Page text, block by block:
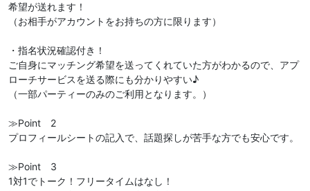
希望が送れます！
（お相手がアカウントをお持ちの方に限ります）
・指名状況確認付き！
ご自身にマッチング希望を送ってくれていた方がわかるので、アプ
ローチサービスを送る際にも分かりやすい♪
（一部パーティーのみのご利用となります。）
≫Point 2
プロフィールシートの記入で、話題探しが苦手な方でも安心です。
≫Point 3
1対1でトーク！フリータイムはなし！